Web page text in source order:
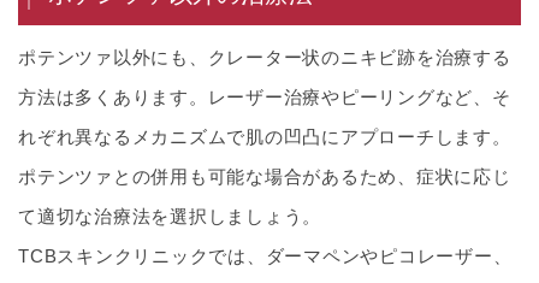
ポテンツァ以外にも、クレーター状のニキビ跡を治療する
方法は多くあります。レーザー治療やピーリングなど、そ
れぞれ異なるメカニズムで肌の凹凸にアプローチします。
ポテンツァとの併用も可能な場合があるため、症状に応じ
て適切な治療法を選択しましょう。
TCBスキンクリニックでは、ダーマペンやピコレーザー、